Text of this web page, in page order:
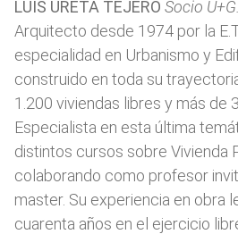
LUIS URETA TEJERO Socio
Arquitecto desde 1974 por la
especialidad en Urbanismo y
construido en toda su
1.200 viviendas libres y más de
Especialista en esta última
distintos cursos sobre Vivienda
colaborando como profesor
master. Su experiencia en obra
cuarenta años en el ejercicio